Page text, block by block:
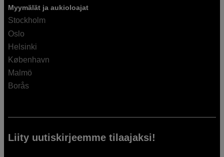
Myymälät ja aukioloajat
Stockholm
Oslo
Helsinki
København
Malmö
Borås
Liity uutiskirjeemme tilaajaksi!